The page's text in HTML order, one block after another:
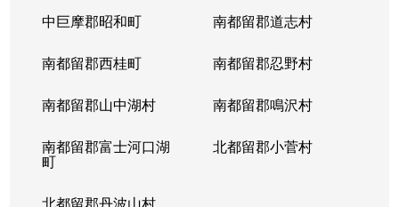
中巨摩郡昭和町 南都留郡道志村
南都留郡西桂町 南都留郡忍野村
南都留郡山中湖村 南都留郡鳴沢村
南都留郡富士河口湖
町
北都留郡小菅村